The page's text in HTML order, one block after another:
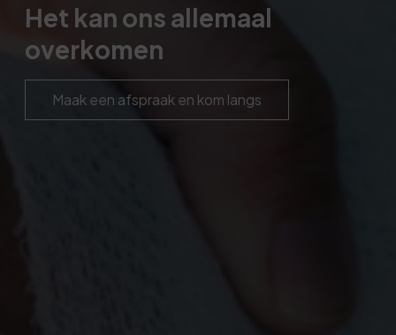
Het kan ons allemaal
overkomen
Maak een afspraak en kom langs